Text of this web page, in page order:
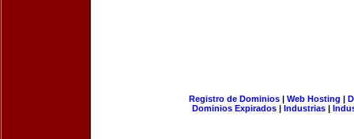
Registro de Dominios| Web Hosting |
Dominios Expirados | Industrias |